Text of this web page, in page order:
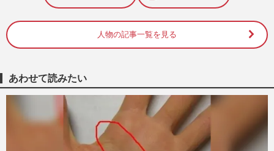
人物の記事一覧を見る
あわせて読みたい